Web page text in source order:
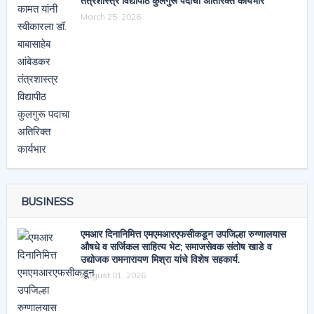
March 25, 2026
BUSINESS
एमआर दिनानिमित्त एमएमआरएफसीकडून उपजिल्हा रुग्णालयास
औषधे व सर्जिकल साहित्य भेट; समाजसेवक संतोष खाडे व
उद्योजक रामनारायण मिश्रा यांचे विशेष सहकार्य.
August 01, 2026